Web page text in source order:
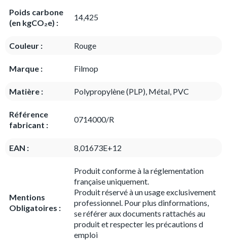
Poids carbone
(en kgCO₂e) :
14,425
Couleur : Rouge
Marque : Filmop
Matière : Polypropylène (PLP), Métal, PVC
Référence
fabricant :
0714000/R
EAN : 8,01673E+12
Mentions
Obligatoires :
Produit conforme à la réglementation
française uniquement.
Produit réservé à un usage exclusivement
professionnel. Pour plus dinformations,
se référer aux documents rattachés au
produit et respecter les précautions d
emploi